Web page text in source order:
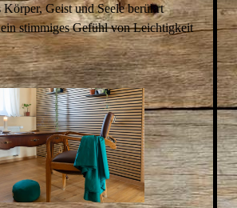
Körper, Geist und Seele berührt
stimmiges Gefühl von Leichtigkeit